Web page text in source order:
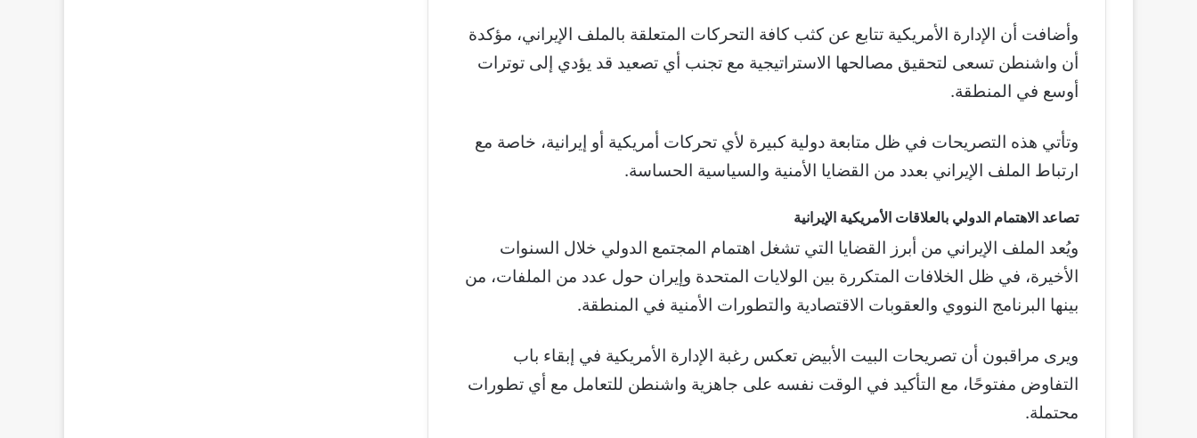
وأضافت أن الإدارة الأمريكية تتابع عن كثب كافة التحركات المتعلقة بالملف الإيراني، مؤكدة
أن واشنطن تسعى لتحقيق مصالحها الاستراتيجية مع تجنب أي تصعيد قد يؤدي إلى توترات
أوسع في المنطقة.
وتأتي هذه التصريحات في ظل متابعة دولية كبيرة لأي تحركات أمريكية أو إيرانية، خاصة مع
ارتباط الملف الإيراني بعدد من القضايا الأمنية والسياسية الحساسة.
تصاعد الاهتمام الدولي بالعلاقات الأمريكية الإيرانية
ويُعد الملف الإيراني من أبرز القضايا التي تشغل اهتمام المجتمع الدولي خلال السنوات
الأخيرة، في ظل الخلافات المتكررة بين الولايات المتحدة وإيران حول عدد من الملفات، من
بينها البرنامج النووي والعقوبات الاقتصادية والتطورات الأمنية في المنطقة.
ويرى مراقبون أن تصريحات البيت الأبيض تعكس رغبة الإدارة الأمريكية في إبقاء باب
التفاوض مفتوحًا، مع التأكيد في الوقت نفسه على جاهزية واشنطن للتعامل مع أي تطورات
محتملة.